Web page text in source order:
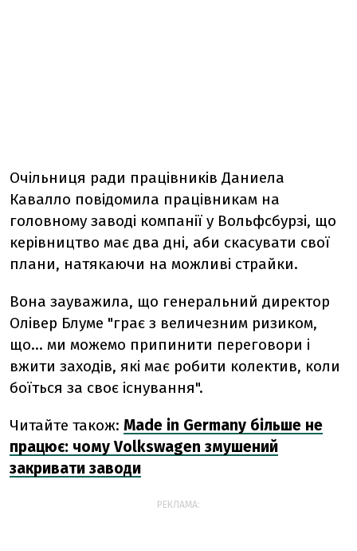
Очільниця ради працівників Даниела
Кавалло повідомила працівникам на
головному заводі компанії у Вольфсбурзі, що
керівництво має два дні, аби скасувати свої
плани, натякаючи на можливі страйки.
Вона зауважила, що генеральний директор
Олівер Блуме "грає з величезним ризиком,
що... ми можемо припинити переговори і
вжити заходів, які має робити колектив, коли
боїться за своє існування".
Читайте також: Made in Germany більше не
працює: чому Volkswagen змушений
закривати заводи
РЕКЛАМА: